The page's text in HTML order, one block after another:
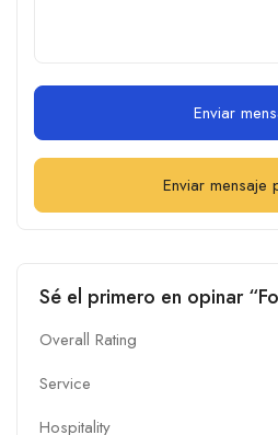
Enviar
Enviar mensaje
Sé el primero en opinar
Overall Rating
Service
Hospitality